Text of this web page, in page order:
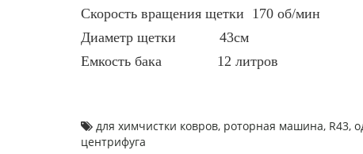
Скорость вращения щетки 170 об/мин
Диаметр щетки 43см
Емкость бака 12 литров
для химчистки ковров, роторная машина, R43,
центрифуга